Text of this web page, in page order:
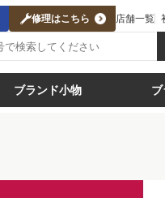
修理はこちら 店舗一覧
ブランド小物